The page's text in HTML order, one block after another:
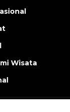
Wisata